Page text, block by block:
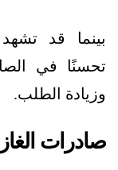
بينما قد
تحسنًا في
وزيادة الطلب.
صادرات